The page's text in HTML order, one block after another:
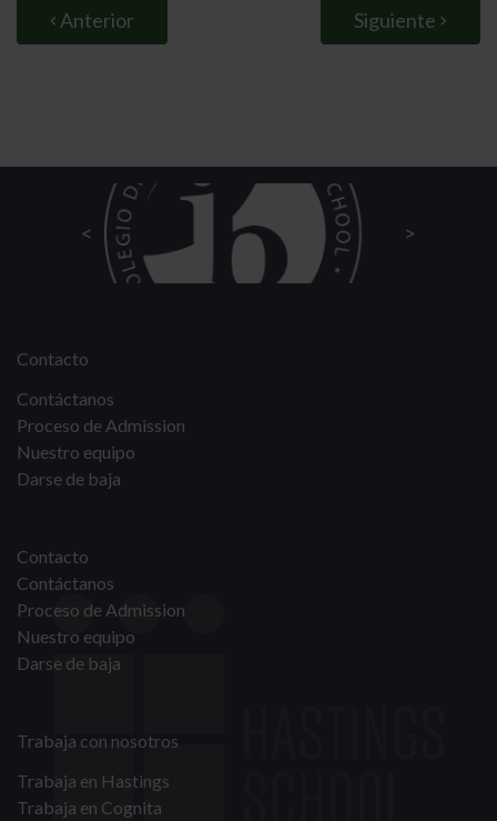
Anterior Siguiente
Contacto
Contáctanos
Proceso de Admission
Nuestro equipo
Darse de baja
Contacto
Contáctanos
Proceso de Admission
Nuestro equipo
Darse de baja
Trabaja con nosotros
Trabaja en Hastings
Trabaja en Cognita